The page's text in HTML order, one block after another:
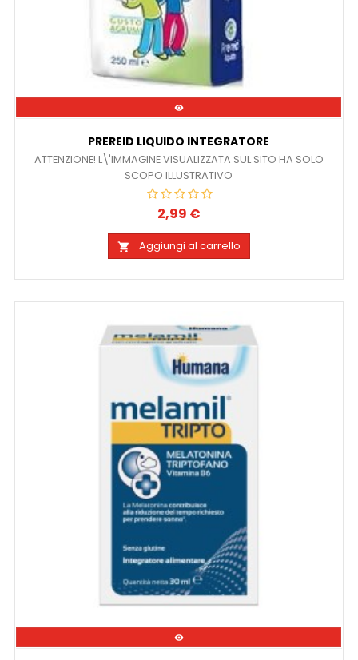

PREREID LIQUIDO INTEGRATORE
ATTENZIONE! L\'IMMAGINE VISUALIZZATA SUL SITO HA SOLO
SCOPO ILLUSTRATIVO
Prezzo
2,99 €
 Aggiungi al carrello
